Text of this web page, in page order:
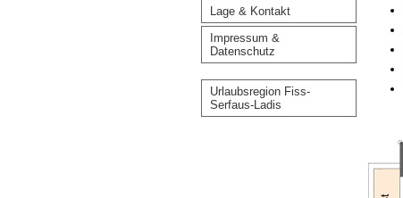
Lage & Kontakt
Impressum &
Datenschutz
Urlaubsregion Fiss-
Serfaus-Ladis